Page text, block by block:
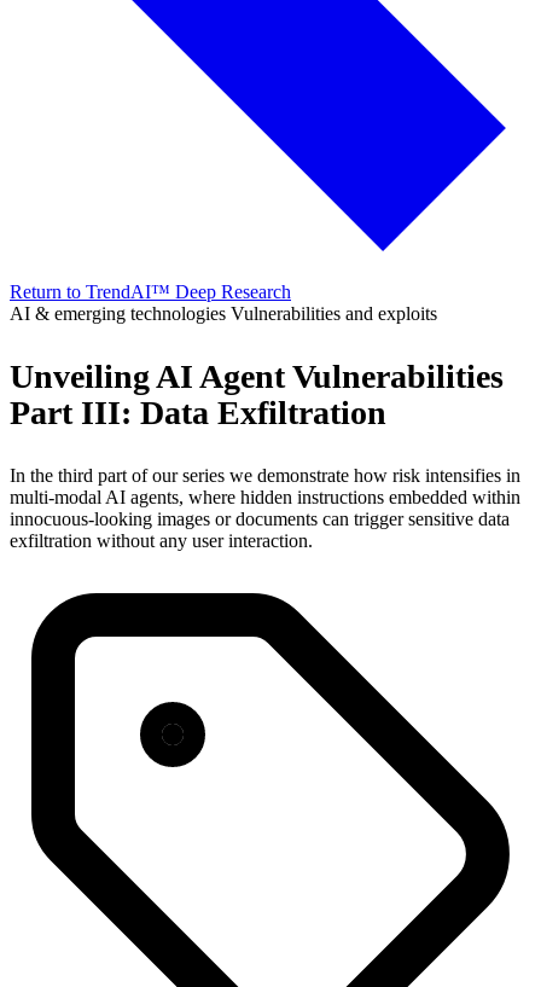
Return to TrendAI™ Deep Research
AI & emerging technologies Vulnerabilities and exploits
Unveiling AI Agent Vulnerabilities
Part III: Data Exfiltration
In the third part of our series we demonstrate how risk intensifies in
multi-modal AI agents, where hidden instructions embedded within
innocuous-looking images or documents can trigger sensitive data
exfiltration without any user interaction.